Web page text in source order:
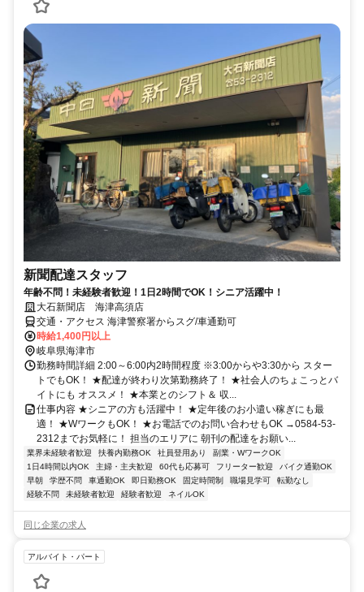
新聞配達スタッフ
年齢不問！未経験者歓迎！1日2時間でOK！シニア活躍中！
大石新聞店 海津高須店
交通・アクセス 海津警察署からスグ/車通勤可
時給1,400円以上
岐阜県海津市
勤務時間詳細 2:00～6:00内2時間程度 ※3:00からや3:30から スター
トでもOK！ ★配達が終わり次第勤務終了！ ★社会人のちょこっとバ
イトにも オススメ！ ★本業とのシフト＆ 収...
仕事内容 ★シニアの方も活躍中！ ★定年後のお小遣い稼ぎにも最
適！ ★WワークもOK！ ★お電話でのお問い合わせもOK →0584-53-
2312までお気軽に！ 担当のエリアに 朝刊の配達をお願い...
業界未経験者歓迎 扶養内勤務OK 社員登用あり
副業・WワークOK
1日4時間以内OK
主婦・主夫歓迎 60代も応募可 フリーター歓迎
バイク通勤OK
早朝
学歴不問 車通勤OK 即日勤務OK 固定時間制 職場見学可
転勤なし
経験不問
未経験者歓迎 経験者歓迎 ネイルOK
同じ企業の求人
アルバイト・パート